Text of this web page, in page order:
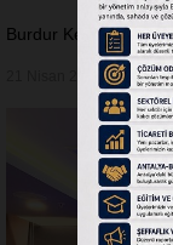
Burdur Kent Konseyi
21 Nisan 2026 - Salı